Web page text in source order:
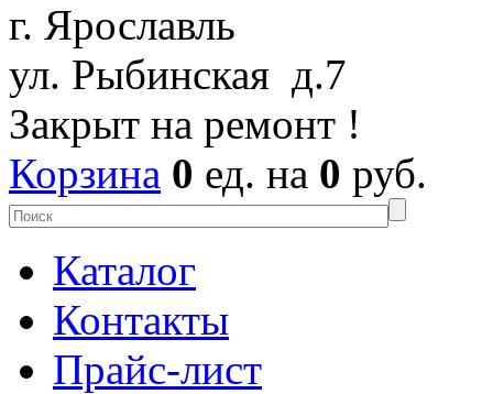
г. Ярославль
ул. Рыбинская д.7
Закрыт на ремонт !
Корзина 0 ед. на 0 руб.
Каталог
Контакты
Прайс-лист